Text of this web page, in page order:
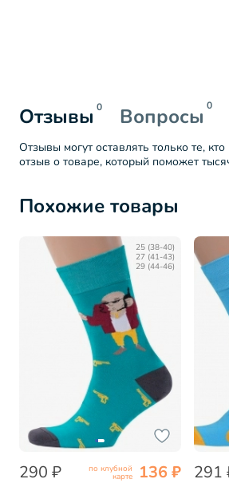
Отзывы 0 Вопросы 0
Отзывы могут оставлять только те,
отзыв о товаре, который поможет
Похожие товары
25 (38-40)
27 (41-43)
29 (44-46)
290 ₽ по клубной
карте 136 ₽ 291